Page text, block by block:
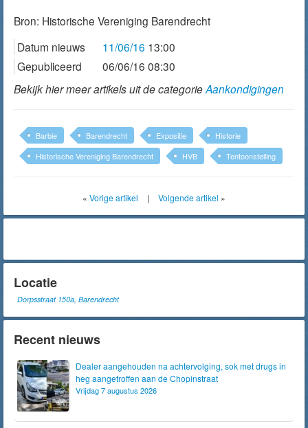
Bron: Historische Vereniging Barendrecht
Datum nieuws
11/06/16 13:00
Gepubliceerd
06/06/16 08:30
Bekijk hier meer artikels uit de categorieAankondigingen
Barbie Barendrecht Expositie
Historie
Historische Vereniging Barendrecht
HVB Tentoonstelling
« Vorige artikel | Volgende artikel »
Locatie
Dorpsstraat 150a, Barendrecht
Recent nieuws
Dealer aangehouden na achtervolging, sok met drugs in
heg aangetroffen aan de Chopinstraat
Vrijdag 7 augustus 2026